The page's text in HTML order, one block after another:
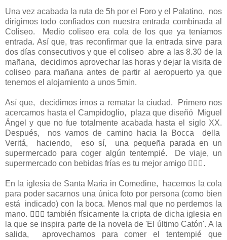
Una vez acabada la ruta de 5h por el Foro y el Palatino, nos
dirigimos todo confiados con nuestra entrada combinada al
Coliseo. Medio coliseo era cola de los que ya teníamos
entrada. Así que, tras reconfirmar que la entrada sirve para
dos días consecutivos y que el coliseo abre a las 8.30 de la
mañana, decidimos aprovechar las horas y dejar la visita de
coliseo para mañana antes de partir al aeropuerto ya que
tenemos el alojamiento a unos 5min.
Así que, decidimos irnos a rematar la ciudad. Primero nos
acercamos hasta el Campidoglio, plaza que diseñó Miguel
Ángel y que no fue totalmente acabada hasta el siglo XX.
Después, nos vamos de camino hacia la Bocca della
Veritá, haciendo, eso sí, una pequeña parada en un
supermercado para coger algún tentempié. De viaje, un
supermercado con bebidas frías es tu mejor amigo .
En la iglesia de Santa Maria in Comedine, hacemos la cola
para poder sacarnos una única foto por persona (como bien
está indicado) con la boca. Menos mal que no perdemos la
mano.  también físicamente la cripta de dicha iglesia en
la que se inspira parte de la novela de 'El último Catón'. A la
salida, aprovechamos para comer el tentempié que